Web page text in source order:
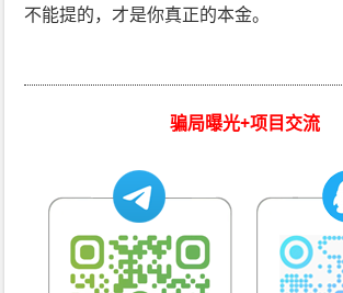
不能提的，才是你真正的本金。
骗局曝光+项目交流